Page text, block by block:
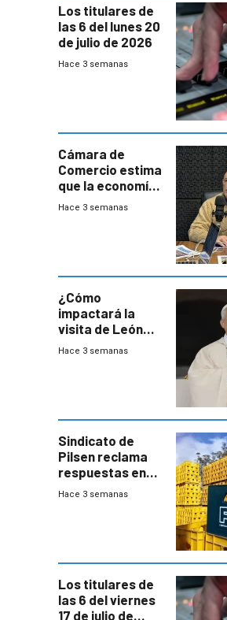
Los titulares de
las 6 del lunes 20
de julio de 2026
Hace 3 semanas
Cámara de
Comercio estima
que la economía
crecerá 1,6%
Hace 3 semanas
¿Cómo
impactará la
visita de León
XIV a Uruguay?
Hace 3 semanas
Sindicato de
Pilsen reclama
respuestas en
medio de
Hace 3 semanas
Los titulares de
las 6 del viernes
17 de julio de